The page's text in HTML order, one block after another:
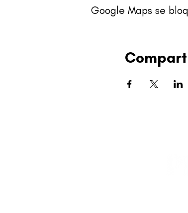
Google Maps se